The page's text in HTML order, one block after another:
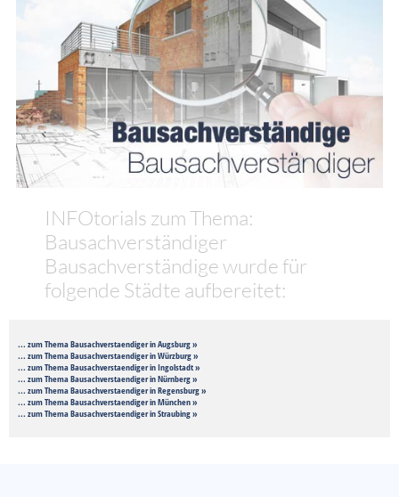
INFOtorials zum Thema:
Bausachverständiger
Bausachverständige wurde für
folgende Städte aufbereitet:
... zum Thema Bausachverstaendiger in Augsburg »
... zum Thema Bausachverstaendiger in Würzburg »
... zum Thema Bausachverstaendiger in Ingolstadt »
... zum Thema Bausachverstaendiger in Nürnberg »
... zum Thema Bausachverstaendiger in Regensburg »
... zum Thema Bausachverstaendiger in München »
... zum Thema Bausachverstaendiger in Straubing »